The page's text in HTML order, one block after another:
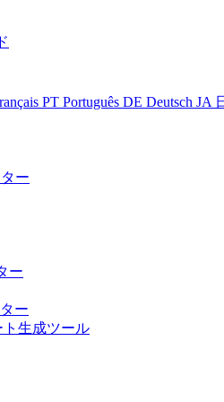
PT Português DE Deutsch JA
ー
ー
ー
生成ツール